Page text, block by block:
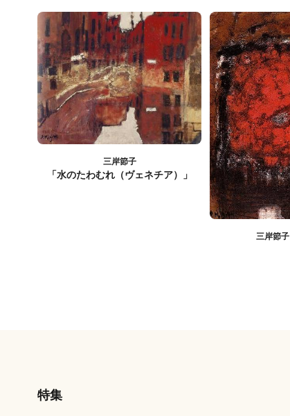
三岸節子
「水のたわむれ（ヴェネチア）」
三岸節子
特集